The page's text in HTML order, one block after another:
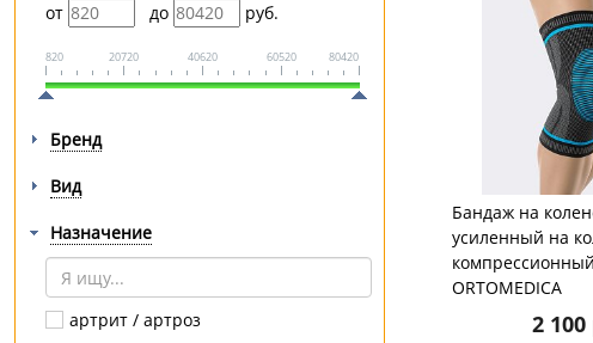
от
до руб.
820 20720 40620 60520 80420
Бренд
Вид
Назначение
артрит / артроз
Бандаж на
усиленный на
ORTOMEDICA
2 100